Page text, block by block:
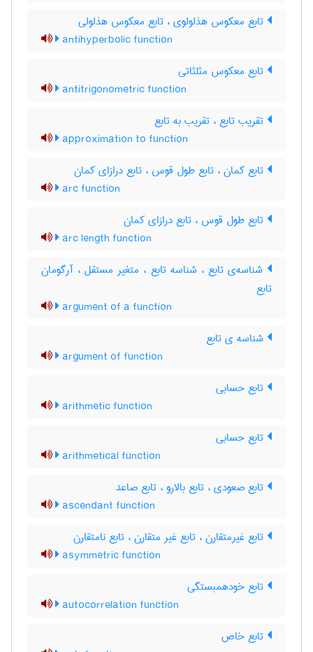
تابع معکوس هذلولوی ، تابع معکوس هذلولی
antihyperbolic function
تابع معکوس مثلثاتی
antitrigonometric function
تقریب تابع ، تقریب به تابع
approximation to function
تابع کمان ، تابع طول قوس ، تابع درازای کمان
arc function
تابع طول قوس ، تابع درازای کمان
arc length function
شناسه‌ی تابع ، شناسه تابع ، متغیر مستقل ، آرگومان
تابع
argument of a function
شناسه ی تابع
argument of function
تابع حسابی
arithmetic function
تابع حسابی
arithmetical function
تابع صعودی ، تابع بالارو ، تابع صاعد
ascendant function
تابع غیرمتقارن ، تابع غیر متقارن ، تابع نامتقارن
asymmetric function
تابع خودهمبستگی
autocorrelation function
تابع خاص